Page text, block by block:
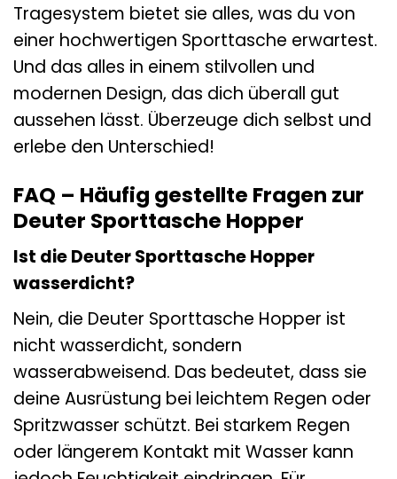
Tragesystem bietet sie alles, was du von
einer hochwertigen Sporttasche erwartest.
Und das alles in einem stilvollen und
modernen Design, das dich überall gut
aussehen lässt. Überzeuge dich selbst und
erlebe den Unterschied!
FAQ – Häufig gestellte Fragen zur
Deuter Sporttasche Hopper
Ist die Deuter Sporttasche Hopper
wasserdicht?
Nein, die Deuter Sporttasche Hopper ist
nicht wasserdicht, sondern
wasserabweisend. Das bedeutet, dass sie
deine Ausrüstung bei leichtem Regen oder
Spritzwasser schützt. Bei starkem Regen
oder längerem Kontakt mit Wasser kann